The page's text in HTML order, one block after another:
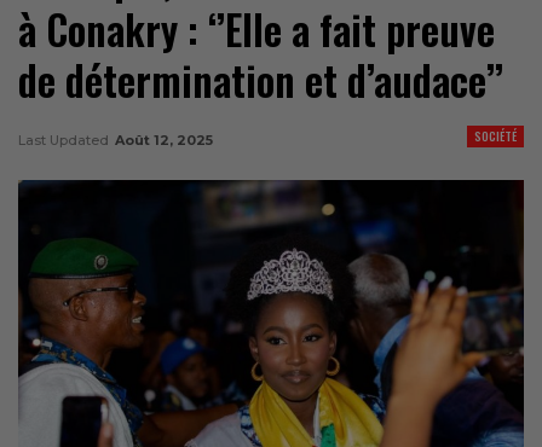
à Conakry : ‘’Elle a fait preuve
de détermination et d’audace’’
SOCIÉTÉ
Last Updated Août 12, 2025